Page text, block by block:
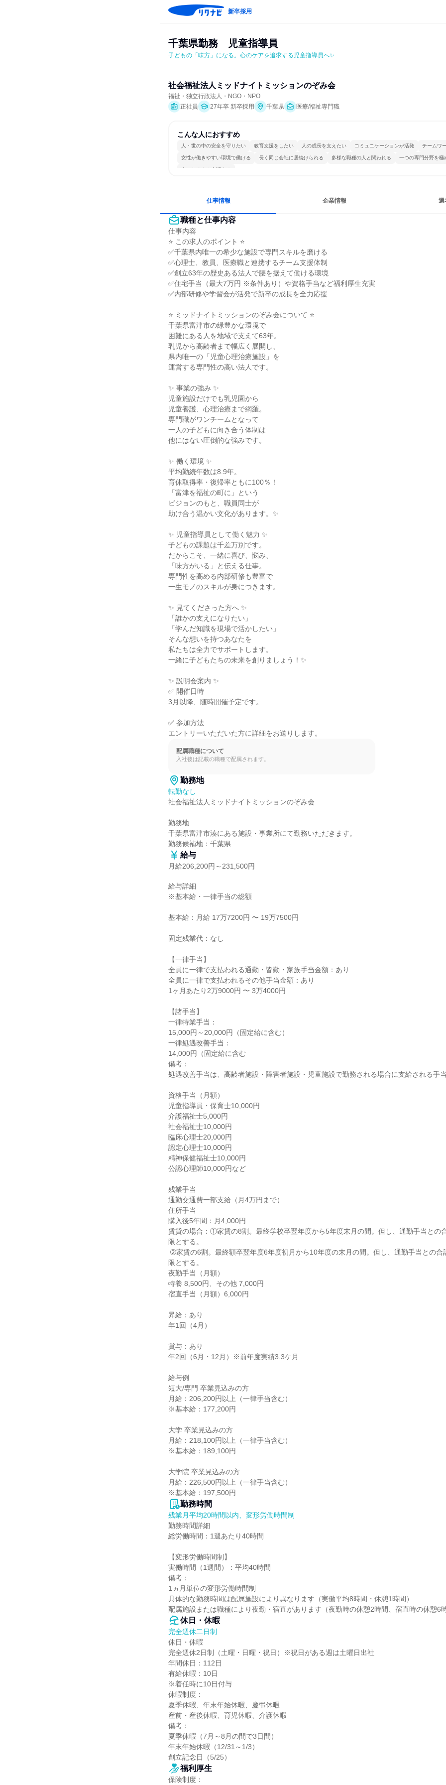
新卒採用
千葉県勤務　児童指導員
子どもの「味方」になる。心のケアを追求する児童指導員へ✨
社会福祉法人ミッドナイトミッションのぞみ会
福祉・独立行政法人・NGO・NPO
正社員
27年卒 新卒採用 千葉県 医療/福祉専門職
こんな人におすすめ
人・世の中の安全を守りたい 教育支援をしたい 人の成長を支えたい コミュニケーションが活発 チームワ
女性が働きやすい環境で働ける 長く同じ会社に居続けられる 多様な職種の人と関われる 一つの専門分野を極
人とたくさん会話する
仕事情報 企業情報 選
職種と仕事内容
仕事内容
⭐ この求人のポイント ⭐
✅千葉県内唯一の希少な施設で専門スキルを磨ける
✅心理士、教員、医療職と連携するチーム支援体制
✅創立63年の歴史ある法人で腰を据えて働ける環境
✅住宅手当（最大7万円 ※条件あり）や資格手当など福利厚生充実
✅内部研修や学習会が活発で新卒の成長を全力応援
⭐ ミッドナイトミッションのぞみ会について ⭐
千葉県富津市の緑豊かな環境で
困難にある人を地域で支えて63年。
乳児から高齢者まで幅広く展開し、
県内唯一の「児童心理治療施設」を
運営する専門性の高い法人です。
✨ 事業の強み ✨
児童施設だけでも乳児園から
児童養護、心理治療まで網羅。
専門職がワンチームとなって
一人の子どもに向き合う体制は
他にはない圧倒的な強みです。
✨ 働く環境 ✨
平均勤続年数は8.9年。
育休取得率・復帰率ともに100％！
「富津を福祉の町に」という
ビジョンのもと、職員同士が
助け合う温かい文化があります。✨
✨ 児童指導員として働く魅力 ✨
子どもの課題は千差万別です。
だからこそ、一緒に喜び、悩み、
「味方がいる」と伝える仕事。
専門性を高める内部研修も豊富で
一生モノのスキルが身につきます。
✨ 見てくださった方へ ✨
「誰かの支えになりたい」
「学んだ知識を現場で活かしたい」
そんな想いを持つあなたを
私たちは全力でサポートします。
一緒に子どもたちの未来を創りましょう！✨
✨ 説明会案内 ✨
✅ 開催日時
3月以降、随時開催予定です。
✅ 参加方法
エントリーいただいた方に詳細をお送りします。
配属職種について
入社後は記載の職種で配属されます。
勤務地
転勤なし
社会福祉法人ミッドナイトミッションのぞみ会
勤務地
千葉県富津市湊にある施設・事業所にて勤務いただきます。
勤務候補地：千葉県
給与
月給206,200円～231,500円
給与詳細
※基本給・一律手当の総額
基本給：月給 17万7200円 〜 19万7500円
固定残業代：なし
【一律手当】
全員に一律で支払われる通勤・皆勤・家族手当金額：あり
全員に一律で支払われるその他手当金額：あり
1ヶ月あたり2万9000円 〜 3万4000円
【諸手当】
一律特業手当：
15,000円～20,000円（固定給に含む）
一律処遇改善手当：
14,000円（固定給に含む
備考：
処遇改善手当は、高齢者施設・障害者施設・児童施設で勤務される場合に支給される手
資格手当（月額）
児童指導員・保育士10,000円
介護福祉士5,000円
社会福祉士10,000円
臨床心理士20,000円
認定心理士10,000円
精神保健福祉士10,000円
公認心理師10,000円など
残業手当
通勤交通費一部支給（月4万円まで）
住所手当
購入後5年間：月4,000円
賃貸の場合：①家賃の8割。最終学校卒翌年度から5年度末月の間。但し、通勤手当との
限とする。
限とする。
夜勤手当（月額）
特養 8,500円、その他 7,000円
宿直手当（月額）6,000円
昇給：あり
年1回（4月）
賞与：あり
年2回（6月・12月）※前年度実績3.3ケ月
給与例
短大/専門 卒業見込みの方
月給：206,200円以上（一律手当含む）
※基本給：177,200円
大学 卒業見込みの方
月給：218,100円以上（一律手当含む）
※基本給：189,100円
大学院 卒業見込みの方
月給：226,500円以上（一律手当含む）
※基本給：197,500円
勤務時間
残業月平均20時間以内、変形労働時間制
勤務時間詳細
総労働時間：1週あたり40時間
【変形労働時間制】
実働時間（1週間）：平均40時間
備考：
1ヵ月単位の変形労働時間制
具体的な勤務時間は配属施設により異なります（実働平均8時間・休憩1時間）
配属施設または職種により夜勤・宿直があります（夜勤時の休憩2時間、宿直時の休憩6
休日・休暇
完全週休二日制
休日・休暇
完全週休2日制（土曜・日曜・祝日）※祝日がある週は土曜日出社
年間休日：112日
有給休暇：10日
※着任時に10日付与
休暇制度：
夏季休暇、年末年始休暇、慶弔休暇
産前・産後休暇、育児休暇、介護休暇
備考：
夏季休暇（7月～8月の間で3日間）
年末年始休暇（12/31～1/3）
創立記念日（5/25）
福利厚生
保険制度：